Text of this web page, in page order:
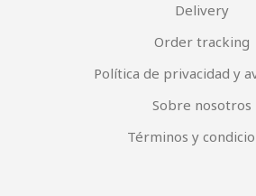
Delivery
Order tracking
Política de privacidad y
Sobre nosotros
Términos y